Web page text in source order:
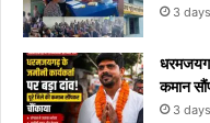
3
कमान
3